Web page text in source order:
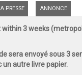
PRESSE ANNONCE
3 weeks
sera envoyé sous 3
un autre livre papier.